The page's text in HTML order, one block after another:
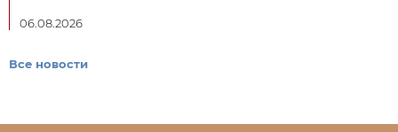
06.08.2026
Все новости